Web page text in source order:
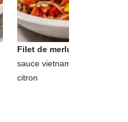
Filet de merlu et nouilles
sauce vietnamienne,
citron